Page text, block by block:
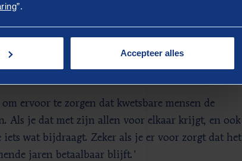
”.
Accepteer alles
ervoor te zorgen dat kwetsbare mensen de
Als je dat met zijn allen voor elkaar krijgt, en ook
wat bijdraagt. Zeker als je er voor zorgt dat het
jaren betaalbaar blijft.'